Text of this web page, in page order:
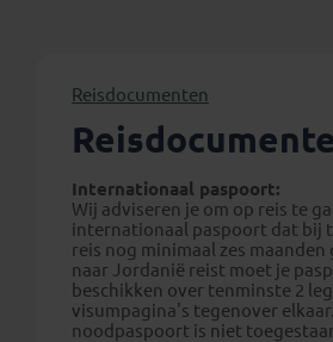
Reisdocumenten
Internationaal paspoort:
Wij adviseren je om op reis te
internationaal paspoort dat bij
reis nog minimaal zes maanden
naar Jordanië reist moet je
beschikken over tenminste 2
visumpagina's tegenover
noodpaspoort is niet